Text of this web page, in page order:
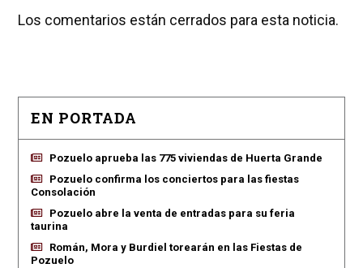
Los comentarios están cerrados para esta noticia.
EN PORTADA
Pozuelo aprueba las 775 viviendas de Huerta Grande
Pozuelo confirma los conciertos para las fiestas
Consolación
Pozuelo abre la venta de entradas para su feria
taurina
Román, Mora y Burdiel torearán en las Fiestas de
Pozuelo